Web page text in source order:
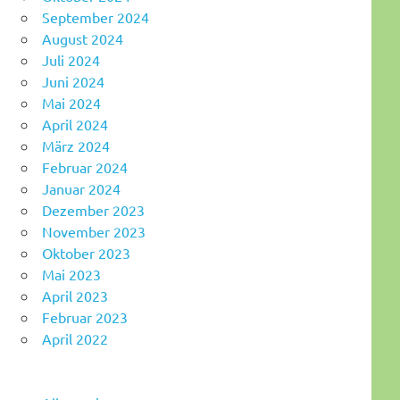
September 2024
August 2024
Juli 2024
Juni 2024
Mai 2024
April 2024
März 2024
Februar 2024
Januar 2024
Dezember 2023
November 2023
Oktober 2023
Mai 2023
April 2023
Februar 2023
April 2022